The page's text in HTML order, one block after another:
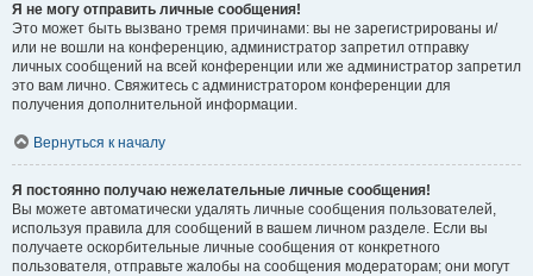
Я не могу отправить личные сообщения!
Это может быть вызвано тремя причинами: вы не зарегистрированы и/
или не вошли на конференцию, администратор запретил отправку
личных сообщений на всей конференции или же администратор запретил
это вам лично. Свяжитесь с администратором конференции для
получения дополнительной информации.
Вернуться к началу
Я постоянно получаю нежелательные личные сообщения!
Вы можете автоматически удалять личные сообщения пользователей,
используя правила для сообщений в вашем личном разделе. Если вы
получаете оскорбительные личные сообщения от конкретного
пользователя, отправьте жалобы на сообщения модераторам; они могут